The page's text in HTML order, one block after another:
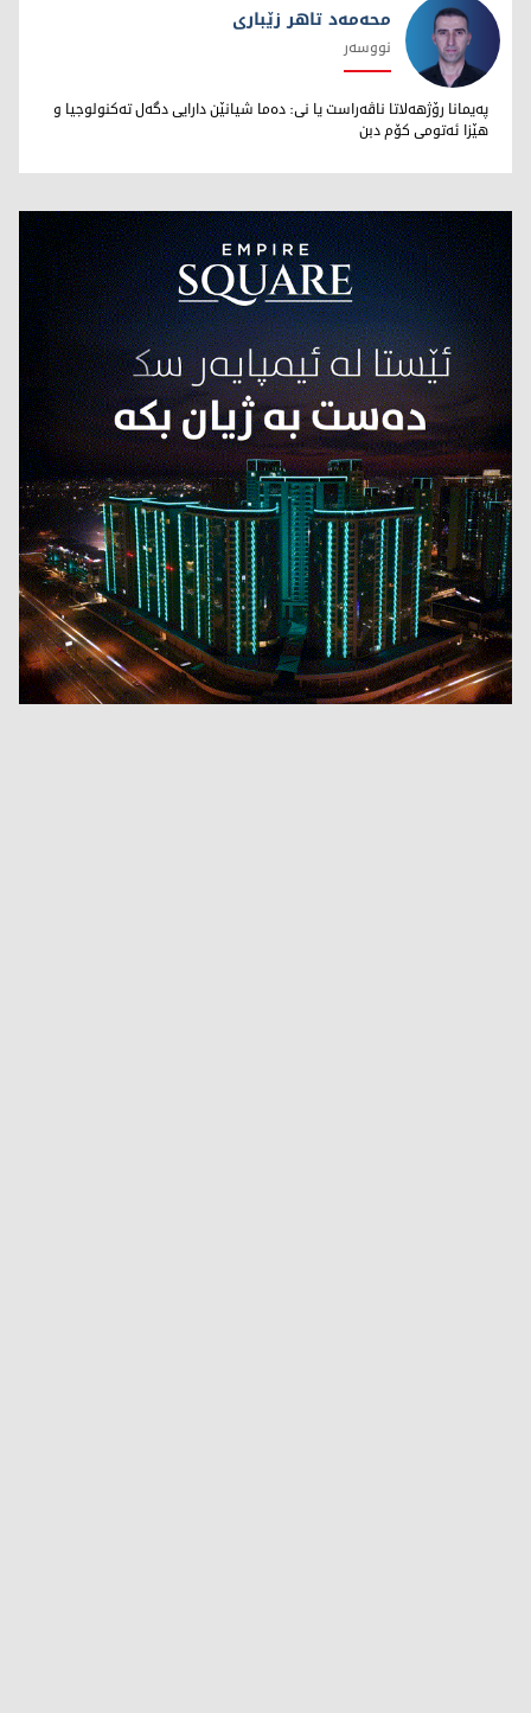
محەمەد تاهر زێبارى
محەمەد تاهر زێبارى
نووسەر
پەیمانا رۆژهەلاتا ناڤەراست یا نى: دەما شیانێن دارایى دگەل تەکنولوجیا و
هێزا ئەتومى کۆم دبن